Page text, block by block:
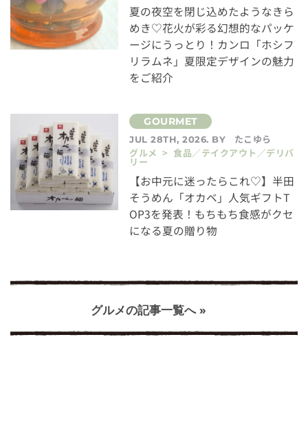
夏の夜空を閉じ込めたようなきら
めき♡花火が彩る幻想的なパッケ
ージにうっとり！カンロ「ホシフ
リラムネ」夏限定デザインの魅力
をご紹介
JUL 28TH, 2026. BY
たこゆら
グルメ > 食品／テイクアウト／デリバ
リー
【お中元に迷ったらこれ♡】半田
そうめん「オカベ」人気ギフトT
OP3を発表！もちもち食感がクセ
になる夏の贈り物
グルメの記事一覧へ »